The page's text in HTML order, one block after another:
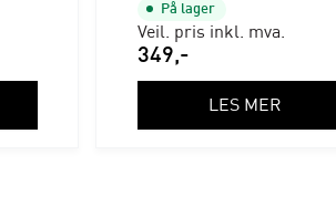
På lager
Veil. pris inkl. mva.
349,-
LES MER